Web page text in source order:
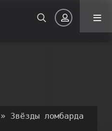
» Звёзды ломбарда